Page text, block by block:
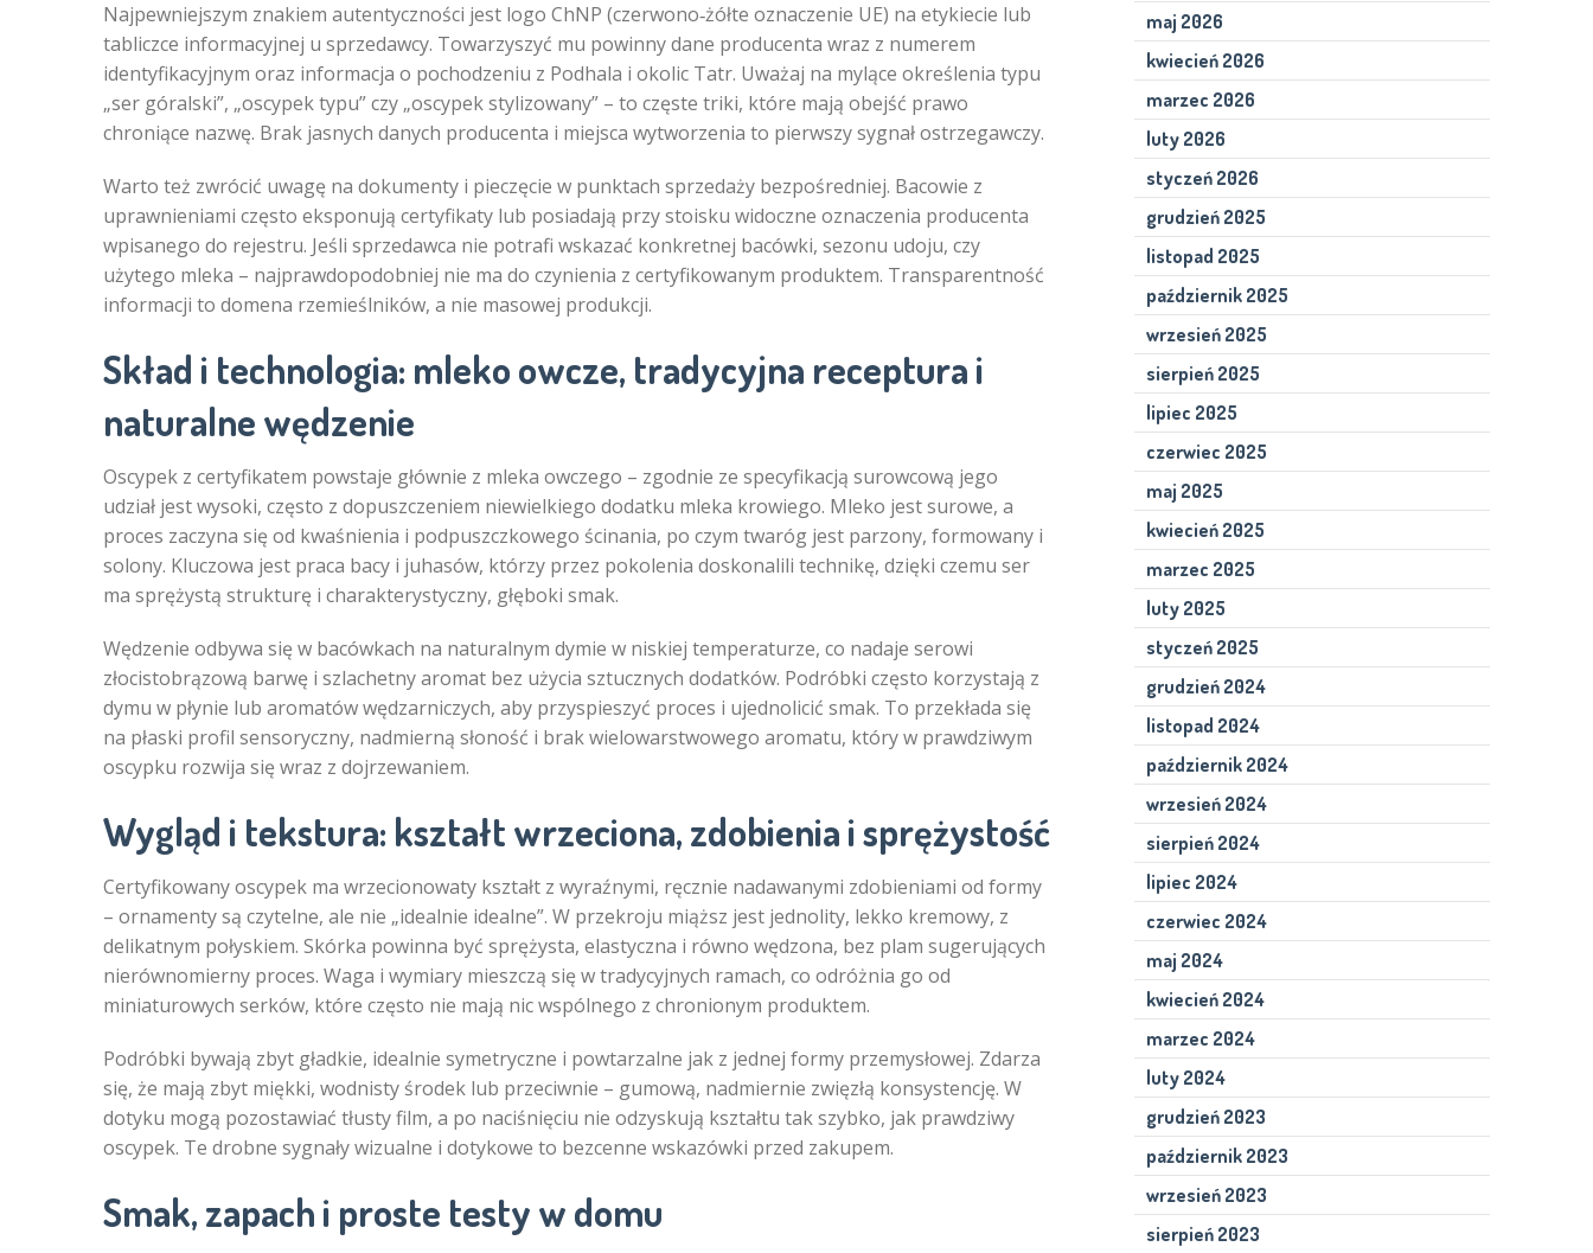
Najpewniejszym znakiem autentyczności jest logo ChNP (czerwono‑żółte oznaczenie UE) na etykiecie lub
tabliczce informacyjnej u sprzedawcy. Towarzyszyć mu powinny dane producenta wraz z numerem
identyfikacyjnym oraz informacja o pochodzeniu z Podhala i okolic Tatr. Uważaj na mylące określenia typu
„ser góralski”, „oscypek typu” czy „oscypek stylizowany” – to częste triki, które mają obejść prawo
chroniące nazwę. Brak jasnych danych producenta i miejsca wytworzenia to pierwszy sygnał ostrzegawczy.
Warto też zwrócić uwagę na dokumenty i pieczęcie w punktach sprzedaży bezpośredniej. Bacowie z
uprawnieniami często eksponują certyfikaty lub posiadają przy stoisku widoczne oznaczenia producenta
wpisanego do rejestru. Jeśli sprzedawca nie potrafi wskazać konkretnej bacówki, sezonu udoju, czy
użytego mleka – najprawdopodobniej nie ma do czynienia z certyfikowanym produktem. Transparentność
informacji to domena rzemieślników, a nie masowej produkcji.
Skład i technologia: mleko owcze, tradycyjna receptura i
naturalne wędzenie
Oscypek z certyfikatem powstaje głównie z mleka owczego – zgodnie ze specyfikacją surowcową jego
udział jest wysoki, często z dopuszczeniem niewielkiego dodatku mleka krowiego. Mleko jest surowe, a
proces zaczyna się od kwaśnienia i podpuszczkowego ścinania, po czym twaróg jest parzony, formowany i
solony. Kluczowa jest praca bacy i juhasów, którzy przez pokolenia doskonalili technikę, dzięki czemu ser
ma sprężystą strukturę i charakterystyczny, głęboki smak.
Wędzenie odbywa się w bacówkach na naturalnym dymie w niskiej temperaturze, co nadaje serowi
złocistobrązową barwę i szlachetny aromat bez użycia sztucznych dodatków. Podróbki często korzystają z
dymu w płynie lub aromatów wędzarniczych, aby przyspieszyć proces i ujednolicić smak. To przekłada się
na płaski profil sensoryczny, nadmierną słoność i brak wielowarstwowego aromatu, który w prawdziwym
oscypku rozwija się wraz z dojrzewaniem.
Wygląd i tekstura: kształt wrzeciona, zdobienia i sprężystość
Certyfikowany oscypek ma wrzecionowaty kształt z wyraźnymi, ręcznie nadawanymi zdobieniami od formy
– ornamenty są czytelne, ale nie „idealnie idealne”. W przekroju miąższ jest jednolity, lekko kremowy, z
delikatnym połyskiem. Skórka powinna być sprężysta, elastyczna i równo wędzona, bez plam sugerujących
nierównomierny proces. Waga i wymiary mieszczą się w tradycyjnych ramach, co odróżnia go od
miniaturowych serków, które często nie mają nic wspólnego z chronionym produktem.
Podróbki bywają zbyt gładkie, idealnie symetryczne i powtarzalne jak z jednej formy przemysłowej. Zdarza
się, że mają zbyt miękki, wodnisty środek lub przeciwnie – gumową, nadmiernie zwięzłą konsystencję. W
dotyku mogą pozostawiać tłusty film, a po naciśnięciu nie odzyskują kształtu tak szybko, jak prawdziwy
oscypek. Te drobne sygnały wizualne i dotykowe to bezcenne wskazówki przed zakupem.
Smak, zapach i proste testy w domu
maj 2026
kwiecień 2026
marzec 2026
luty 2026
styczeń 2026
grudzień 2025
listopad 2025
październik 2025
wrzesień 2025
sierpień 2025
lipiec 2025
czerwiec 2025
maj 2025
kwiecień 2025
marzec 2025
luty 2025
styczeń 2025
grudzień 2024
listopad 2024
październik 2024
wrzesień 2024
sierpień 2024
lipiec 2024
czerwiec 2024
maj 2024
kwiecień 2024
marzec 2024
luty 2024
grudzień 2023
październik 2023
wrzesień 2023
sierpień 2023